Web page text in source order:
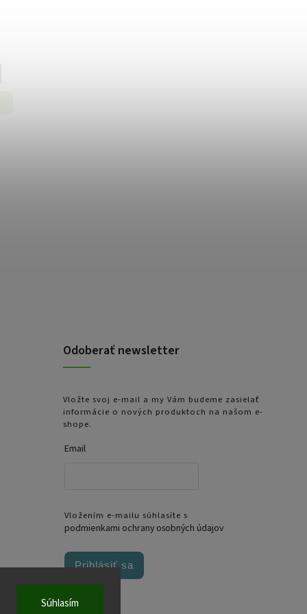
Súhlasím
Odoberať newsletter
Vložte svoj e-mail a my Vám budeme zasielať
informácie o nových produktoch na našom e-
shope.
Email
Vložením e-mailu súhlasíte s
podmienkami ochrany osobných údajov
Prihlásiť sa